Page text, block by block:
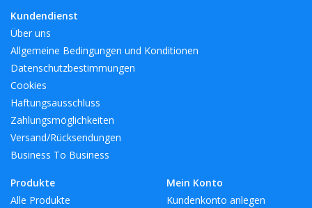
Kundendienst
Über uns
Allgemeine Bedingungen und Konditionen
Datenschutzbestimmungen
Cookies
Haftungsausschluss
Zahlungsmöglichkeiten
Versand/Rücksendungen
Business To Business
Produkte
Alle Produkte
Mein Konto
Kundenkonto anlegen